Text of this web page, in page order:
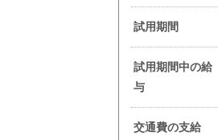
試用期間
試用期間中の給
与
交通費の支給